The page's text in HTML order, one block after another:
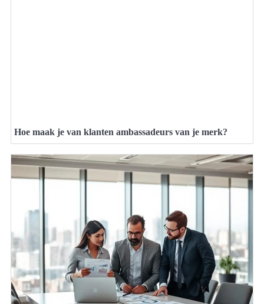
Hoe maak je van klanten ambassadeurs van je merk?